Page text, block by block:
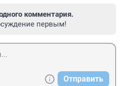
комментария.
первым!
Отправить